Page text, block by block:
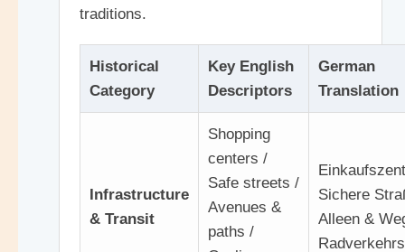
traditions.
Historical
Category
Key English
Descriptors
German
Translation
Infrastructure
& Transit
Shopping
centers /
Safe streets /
Avenues &
paths /
Sichere
Alleen &